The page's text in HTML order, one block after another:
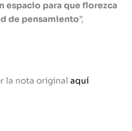
espacio para que florezca
de pensamiento”,
la nota original aquí